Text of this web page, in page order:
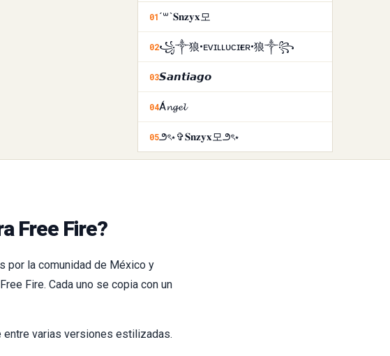
01´꒳`𝐒𝐧𝐳𝐲𝐱모
02꧁༒狼•ᴇᴠɪʟㅤʟᴜᴄɪғᴇʀ•狼༒꧂
03𝙎𝙖𝙣𝙩𝙞𝙖𝙜𝙤
04Á𝓷𝓰𝓮𝓵
05౨ৎ⋆✞𝐒𝐧𝐳𝐲𝐱모౨ৎ⋆
Free Fire?
por la comunidad de México y
Fire. Cada uno se copia con un
entre varias versiones estilizadas.